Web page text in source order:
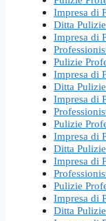
Impresa di
Ditta
Impresa di
Pulizie
Impresa di
Ditta
Impresa di
Pulizie
Impresa di
Ditta
Impresa di
Pulizie
Impresa di
Ditta